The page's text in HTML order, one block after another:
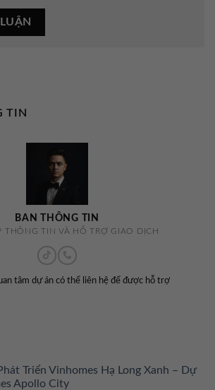
TIN
BAN THÔNG TIN
THÔNG TIN VÀ HỖ TRỢ GIAO DỊCH
tâm dự án có thể liên hệ để được hỗ trợ
Triển Vinhomes Hạ Long Xanh – Dự
Apollo City